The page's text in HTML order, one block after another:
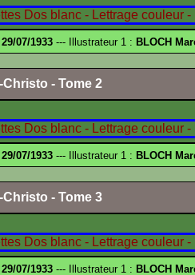
29/07/1933 --- Illustrateur 1 : BLOCH
- Tome 2
29/07/1933 --- Illustrateur 1 : BLOCH
- Tome 3
29/07/1933 --- Illustrateur 1 : BLOCH